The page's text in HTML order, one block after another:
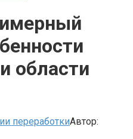
области
переработкиАвтор: